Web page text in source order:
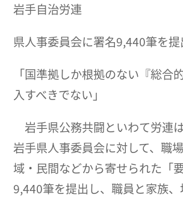
岩手自治労連
県人事委員会に署名9,440筆を提
「国準拠しか根拠のない『総合
入すべきでない」
岩手県公務共闘といわて労連
岩手県人事委員会に対して、職
域・民間などから寄せられた「
9,440筆を提出し、職員と家族